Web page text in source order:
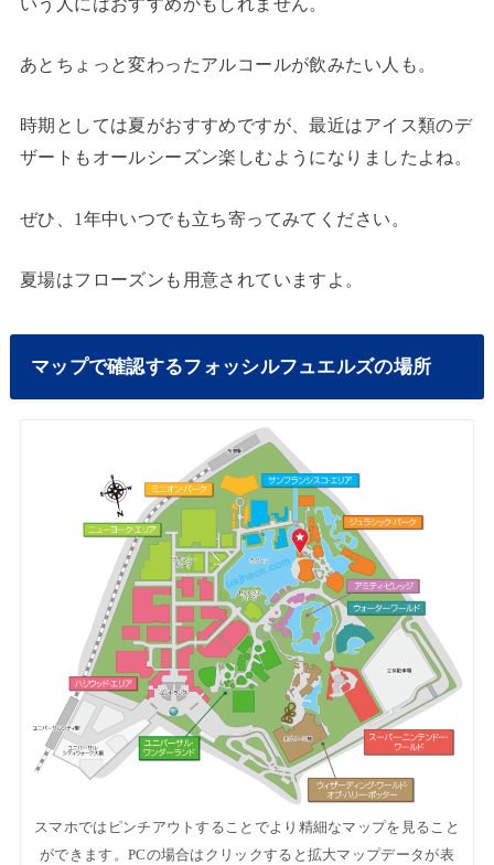
あとちょっと変わったアルコールが飲みたい人も。
時期としては夏がおすすめですが、最近はアイス類のデ
ザートもオールシーズン楽しむようになりましたよね。
ぜひ、1年中いつでも立ち寄ってみてください。
夏場はフローズンも用意されていますよ。
マップで確認するフォッシルフュエルズの場所
スマホではピンチアウトすることでより精細なマップを見ること
ができます。PCの場合はクリックすると拡大マップデータが表